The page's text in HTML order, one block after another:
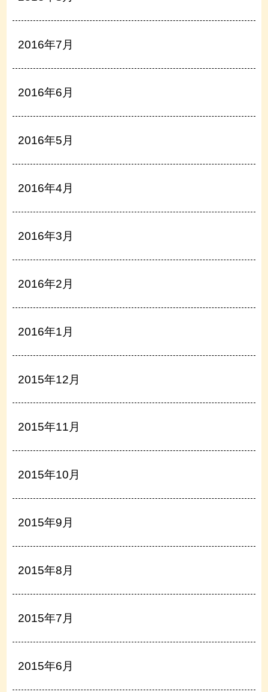
2016年7月
2016年6月
2016年5月
2016年4月
2016年3月
2016年2月
2016年1月
2015年12月
2015年11月
2015年10月
2015年9月
2015年8月
2015年7月
2015年6月